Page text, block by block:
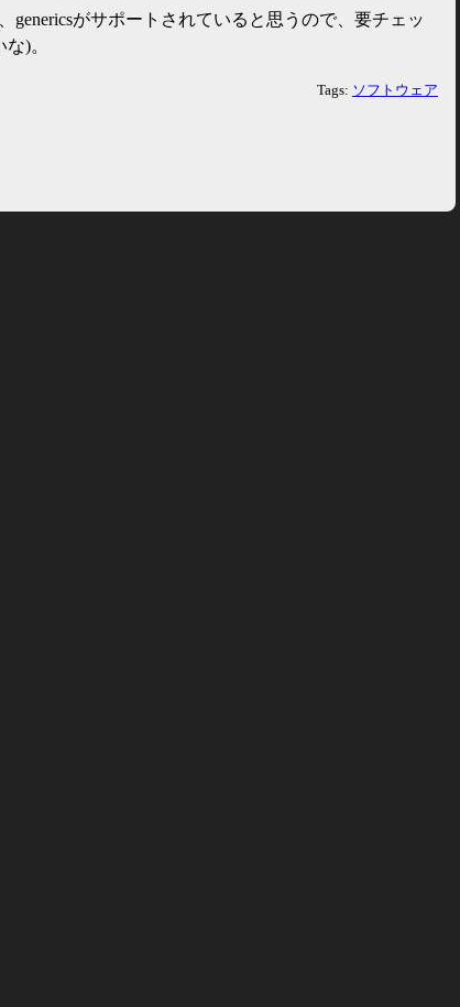
genericsがサポートされていると思うので、要チェッ
)。
Tags: ソフトウェア